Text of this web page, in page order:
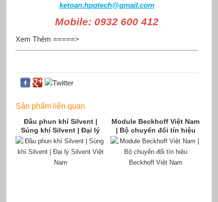
ketoan.hpqtech@gmail.com
Mobile: 0932 600 412
Xem Thêm =====>
Sản phẩm liên quan
Đầu phun khí Silvent |
Súng khí Silvent | Đại lý
Silvent Việt Nam
Module Beckhoff Việt Nam
| Bộ chuyển đổi tín hiệu
Beckhoff Việt Nam